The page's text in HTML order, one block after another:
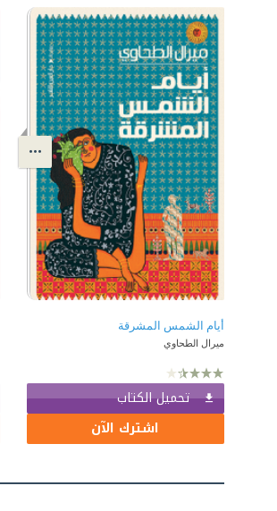
أيام الشمس المشرقة
ميرال الطحاوي
تحميل الكتاب
اشترك الآن